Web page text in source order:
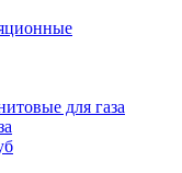
для газа